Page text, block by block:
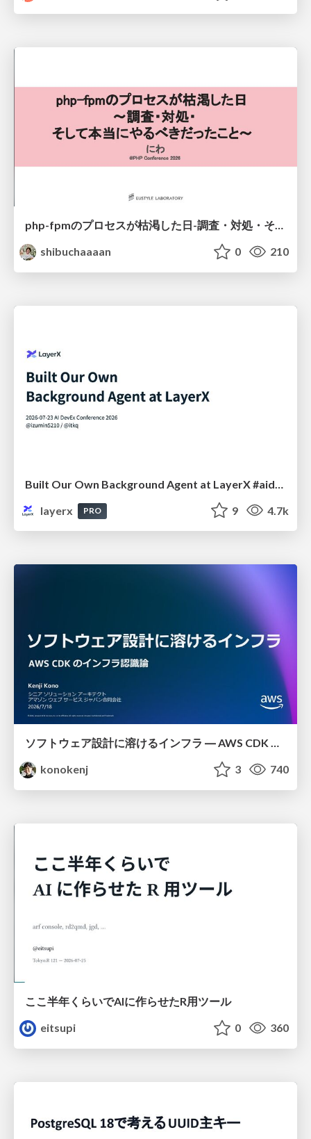
php-fpmのプロセスが枯渇した日-調査・対処・そして本当にやるべきだったこと-
shibuchaaaan
0 210
layerx
PRO 9 4.7k
ソフトウェア設計に溶けるインフラ ― AWS CDK のインフラ認識論
konokenj
3 740
ここ半年くらいでAIに作らせたR用ツール
eitsupi
0 360